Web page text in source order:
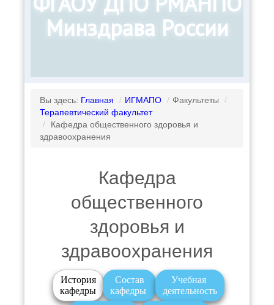
Минздрава России
Вы здесь: Главная / ИГМАПО / Факультеты
/
Терапевтический факультет
/
Кафедра общественного здоровья и
здравоохранения
Кафедра
общественного
здоровья и
здравоохранения
История
кафедры
Состав
кафедры
Учебная
деятельность